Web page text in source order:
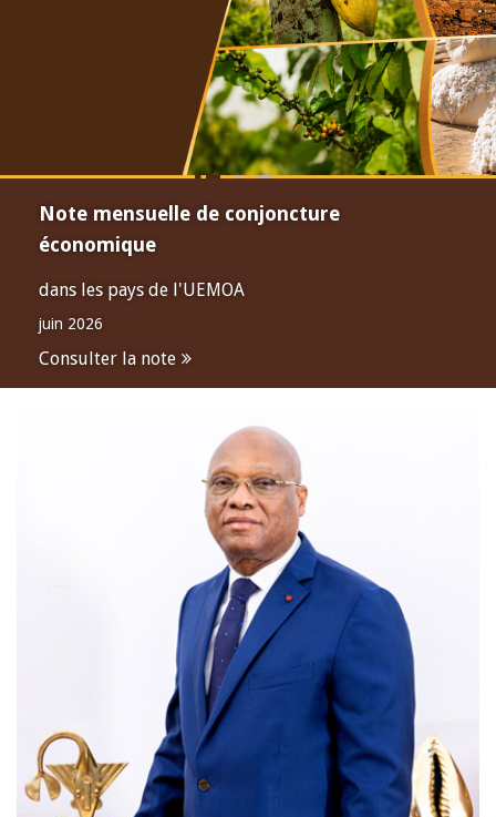
Note mensuelle de conjoncture
économique
dans les pays de l'UEMOA
juin 2026
Consulter la note